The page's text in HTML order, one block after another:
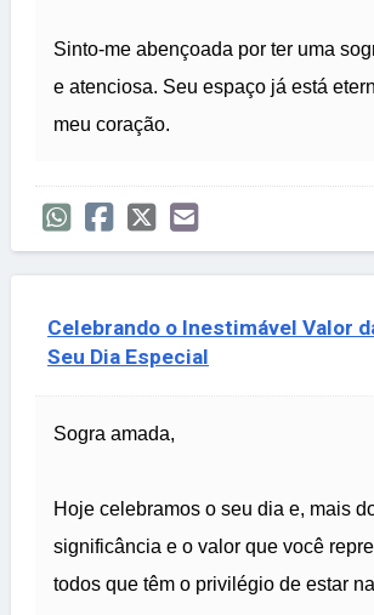
Sinto-me abençoada por ter uma
e atenciosa. Seu espaço já está
meu coração.
Celebrando o Inestimável Valor
Seu Dia Especial
Sogra amada,
Hoje celebramos o seu dia e, mais
significância e o valor que você
todos que têm o privilégio de estar